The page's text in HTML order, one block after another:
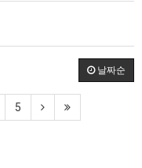
날짜순
5